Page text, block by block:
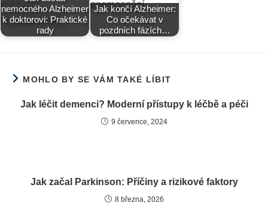
nemocného Alzheimer
k doktorovi: Praktické
rady
Jak končí Alzheimer:
Co očekávat v
pozdních fázích…
MOHLO BY SE VÁM TAKÉ LÍBIT
Jak léčit demenci? Moderní přístupy k léčbě a péči
9 července, 2024
Jak začal Parkinson: Příčiny a rizikové faktory
8 března, 2026